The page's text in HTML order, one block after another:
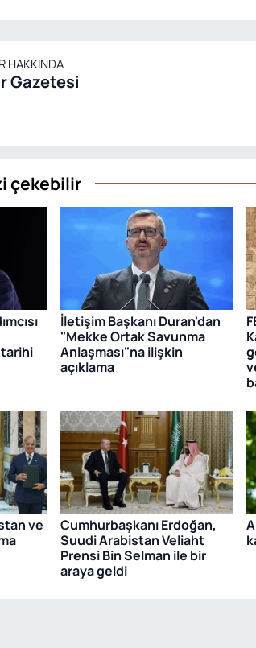
HAKKINDA
Gazetesi
çekebilir
tarihi
İletişim Başkanı Duran'dan
"Mekke Ortak Savunma
Anlaşması"na ilişkin
açıklama
ve
Cumhurbaşkanı Erdoğan,
Suudi Arabistan Veliaht
Prensi Bin Selman ile bir
araya geldi